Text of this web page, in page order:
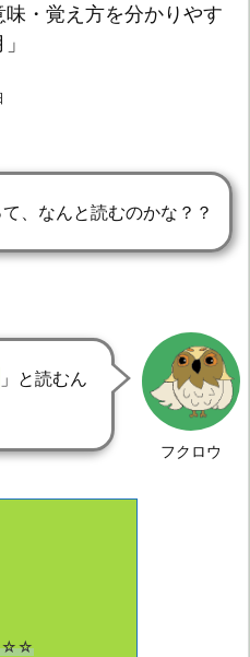
・覚え方を分かりやす
、なんと読むのかな？？
フクロウ
」と読むん